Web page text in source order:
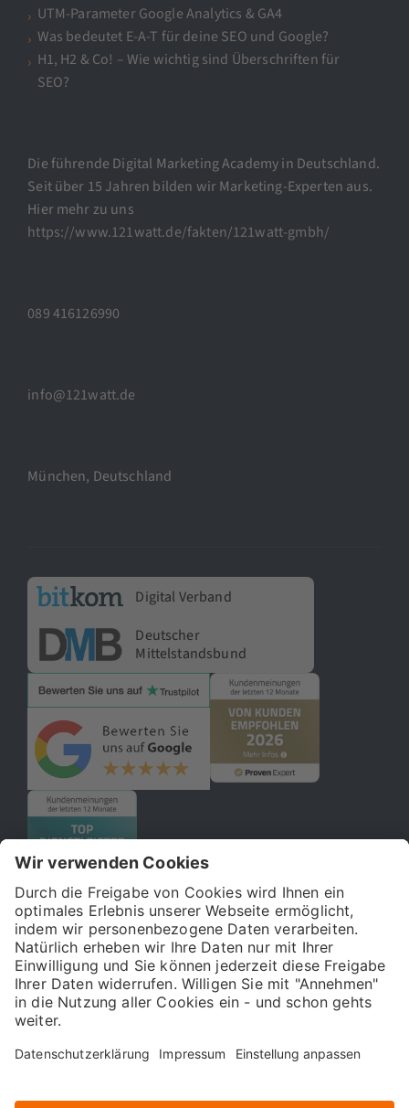
UTM-Parameter Google Analytics & GA4
Was bedeutet E-A-T für deine SEO und Google?
H1, H2 & Co! – Wie wichtig sind Überschriften für
SEO?
Die führende Digital Marketing Academy in Deutschland.
Seit über 15 Jahren bilden wir Marketing-Experten aus.
Hier mehr zu uns
https://www.121watt.de/fakten/121watt-gmbh/
089 416126990
info@121watt.de
München, Deutschland
Digital Verband
Deutscher
Mittelstandsbund
© 2026 121WATT GmbH
Über uns
Allgemeine Geschäftsbedingungen